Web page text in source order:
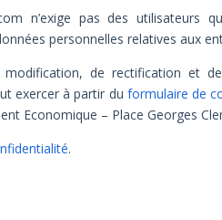
n’exige pas des utilisateurs
personnelles relatives aux
modification, de rectification et
exercer à partir du formulaire de
Economique – Place Georges
.